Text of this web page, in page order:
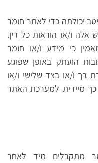
יכולתה כדי לאתר חומר
אלה ו/או הוראות כל דין.
כי מידע ו/או חומר
הועתק באופן שפוגע
בך ו/או בצד שלישי ו/או
מיידית למערכת האתר
מתקבלים מיד לאחר